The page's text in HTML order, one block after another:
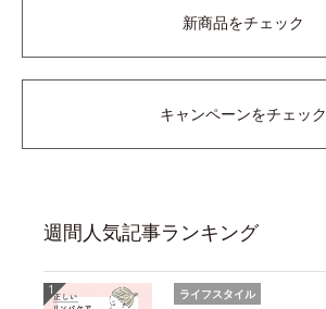
新商品をチェック
キャンペーンをチェック
週間人気記事ランキング
ライフスタイル